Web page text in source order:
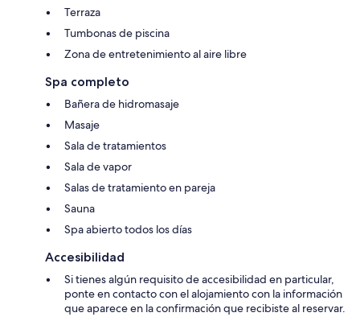
Terraza
Tumbonas de piscina
Zona de entretenimiento al aire libre
Spa completo
Bañera de hidromasaje
Masaje
Sala de tratamientos
Sala de vapor
Salas de tratamiento en pareja
Sauna
Spa abierto todos los días
Accesibilidad
Si tienes algún requisito de accesibilidad en particular,
ponte en contacto con el alojamiento con la información
que aparece en la confirmación que recibiste al reservar.